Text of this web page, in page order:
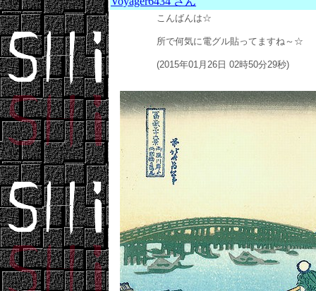
こんばんは☆
所で何気に電グル貼ってますね～☆
(2015年01月26日 02時50分29秒)